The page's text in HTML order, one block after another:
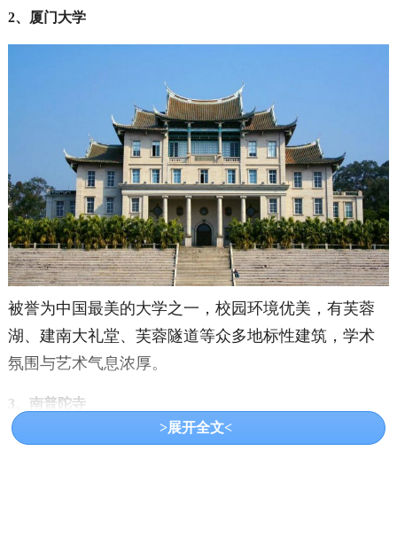
2、厦门大学
被誉为中国最美的大学之一，校园环境优美，有芙蓉
湖、建南大礼堂、芙蓉隧道等众多地标性建筑，学术
氛围与艺术气息浓厚。
3、南普陀寺
>展开全文<